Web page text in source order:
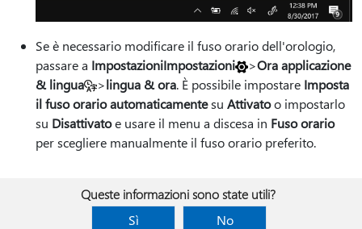
Se è necessario modificare il fuso orario dell'orologio,
passare a ImpostazioniImpostazioni >Ora applicazione
& lingua
>lingua & ora. È possibile impostare Imposta
il fuso orario automaticamentesu Attivatoo impostarlo
su Disattivatoe usare il menu a discesa in Fuso orario
per scegliere manualmente il fuso orario preferito.
Queste informazioni sono state utili?
Sì
No